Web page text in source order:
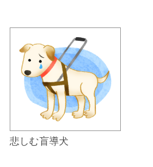
悲しむ盲導犬